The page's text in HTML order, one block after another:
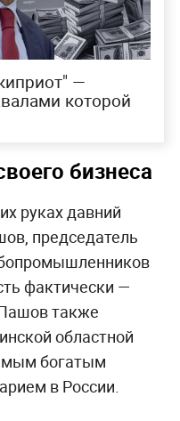
—
которой
бизнеса
руках давний
председатель
фактически —
также
областной
богатым
в России.